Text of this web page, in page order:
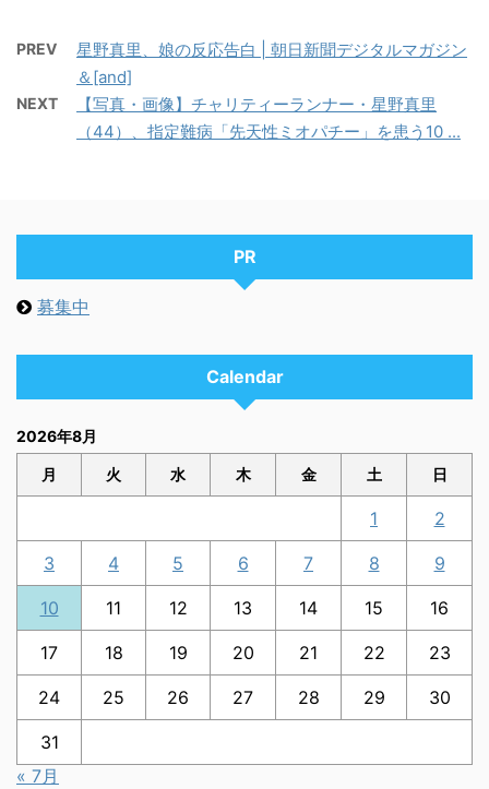
PREV
星野真里、娘の反応告白 | 朝日新聞デジタルマガジン
＆[and]
NEXT
【写真・画像】チャリティーランナー・星野真里
（44）、指定難病「先天性ミオパチー」を患う10 ...
PR
募集中
Calendar
2026年8月
月 火 水 木 金 土 日
1 2
3 4 5 6 7 8 9
10 11 12 13 14 15 16
17 18 19 20 21 22 23
24 25 26 27 28 29 30
31
« 7月